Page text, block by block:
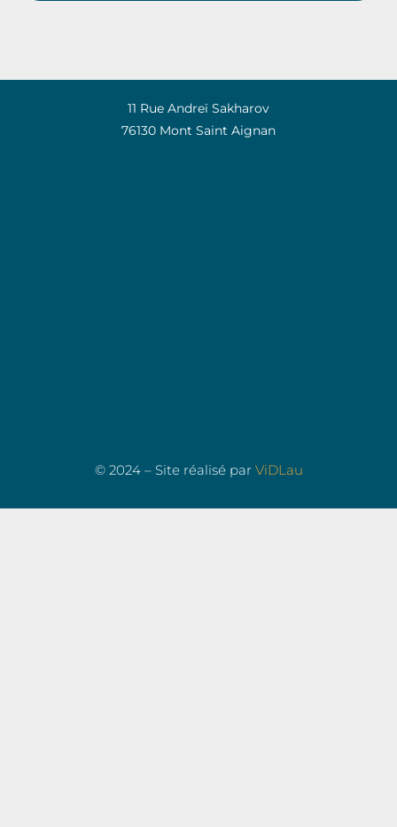
11 Rue Andreï Sakharov
76130 Mont Saint Aignan
© 2024 – Site réalisé par ViDLau